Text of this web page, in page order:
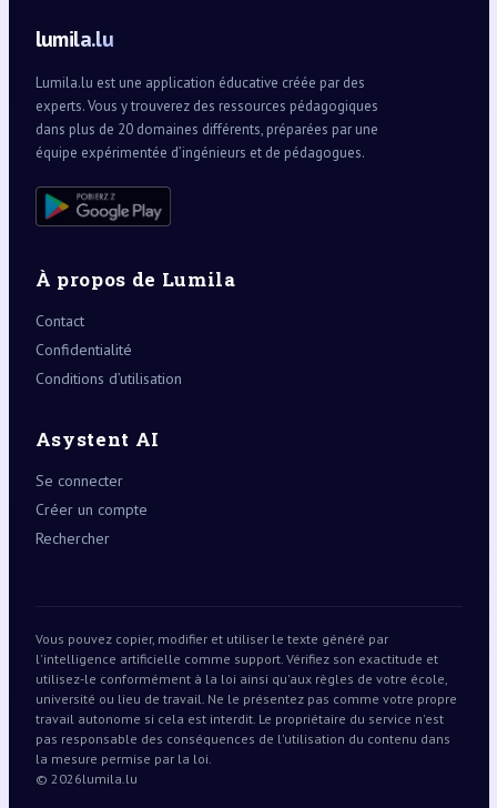
lumila.lu
Lumila.lu est une application éducative créée par des
experts. Vous y trouverez des ressources pédagogiques
dans plus de 20 domaines différents, préparées par une
équipe expérimentée d’ingénieurs et de pédagogues.
À propos de Lumila
Contact
Confidentialité
Conditions d’utilisation
Asystent AI
Se connecter
Créer un compte
Rechercher
Vous pouvez copier, modifier et utiliser le texte généré par
l'intelligence artificielle comme support. Vérifiez son exactitude et
utilisez-le conformément à la loi ainsi qu'aux règles de votre école,
université ou lieu de travail. Ne le présentez pas comme votre propre
travail autonome si cela est interdit. Le propriétaire du service n'est
pas responsable des conséquences de l'utilisation du contenu dans
la mesure permise par la loi.
© 2026lumila.lu